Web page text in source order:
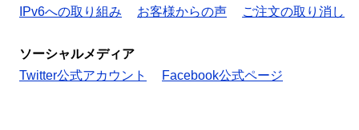
IPv6への取り組み
お客様からの声 ご注文の取り消し
ソーシャルメディア
Twitter公式アカウント
Facebook公式ページ